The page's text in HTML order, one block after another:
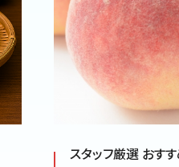
スタッフ厳選 おす